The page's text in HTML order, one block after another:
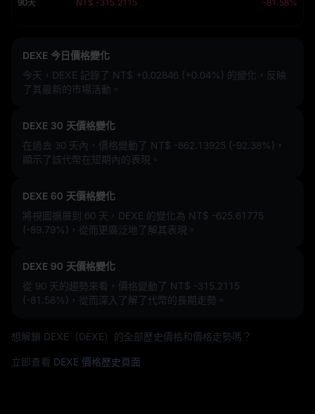
90天 NT$ -315.2115 -81.58%
DEXE 今日價格變化
今天，DEXE 記錄了 NT$ +0.02846 (+0.04%) 的變化，反映
了其最新的市場活動。
DEXE 30 天價格變化
在過去 30 天內，價格變動了 NT$ -862.13925 (-92.38%) ，
顯示了該代幣在短期內的表現。
DEXE 60 天價格變化
將視圖擴展到 60 天，DEXE 的變化為 NT$ -625.61775
(-89.79%) ，從而更廣泛地了解其表現。
DEXE 90 天價格變化
從 90 天的趨勢來看，價格變動了 NT$ -315.2115
(-81.58%) ，從而深入了解了代幣的長期走勢。
想解鎖 DEXE（DEXE）的全部歷史價格和價格走勢嗎？
立即查看 DEXE 價格歷史頁面